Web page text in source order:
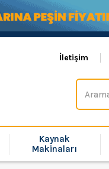
İletişim
Kaynak
Makinaları